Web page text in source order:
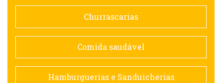
Doceria
Espanhola
Francesa
Churrascarias
Comida saudável
Hamburguerias e Sanduicherias